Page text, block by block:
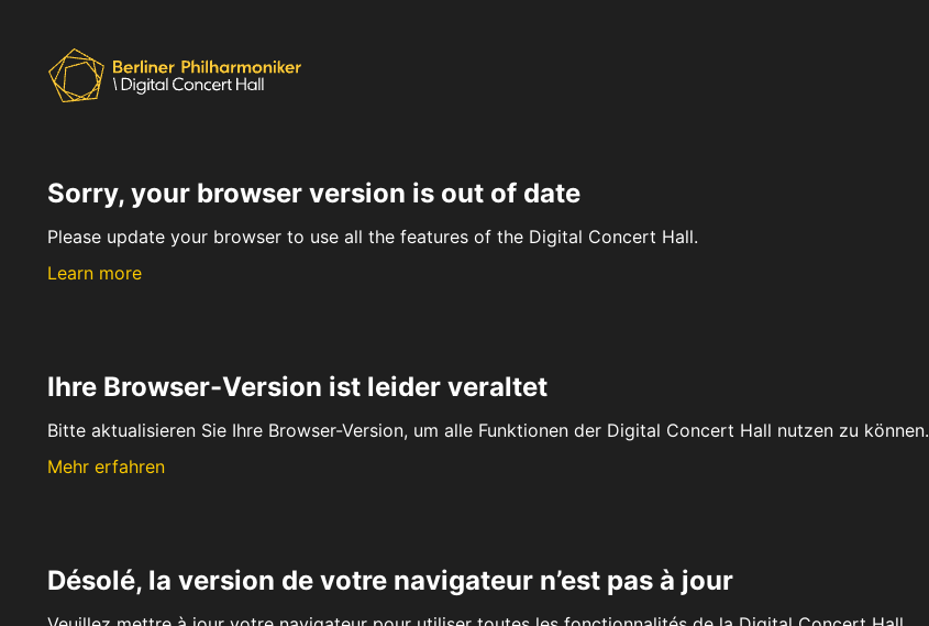
Sorry, your browser version is out of date
Please update your browser to use all the features of the Digital Concert Hall.
Learn more
Ihre Browser-Version ist leider veraltet
Bitte aktualisieren Sie Ihre Browser-Version, um alle Funktionen der Digital Concert Hall nutzen zu können.
Mehr erfahren
Désolé, la version de votre navigateur n’est pas à jour